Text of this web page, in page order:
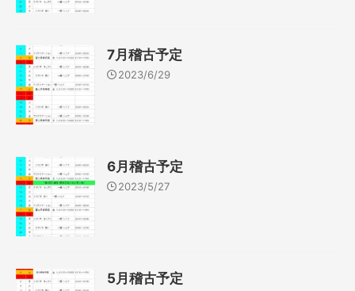
7月稽古予定
2023/6/29
6月稽古予定
2023/5/27
5月稽古予定